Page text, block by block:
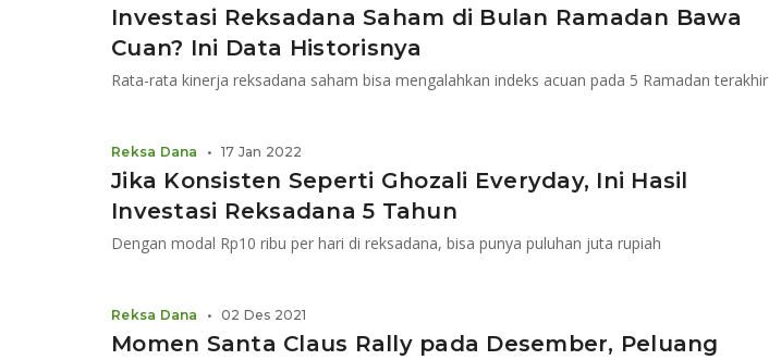
Investasi Reksadana Saham di Bulan Ramadan Bawa
Cuan? Ini Data Historisnya
Rata-rata kinerja reksadana saham bisa mengalahkan indeks acuan pada 5 Ramadan terakhir
Jika Konsisten Seperti Ghozali Everyday, Ini Hasil
Investasi Reksadana 5 Tahun
Dengan modal Rp10 ribu per hari di reksadana, bisa punya puluhan juta rupiah
Reksa Dana • 17 Jan 2022
Momen Santa Claus Rally pada Desember, Peluang
Reksa Dana • 02 Des 2021